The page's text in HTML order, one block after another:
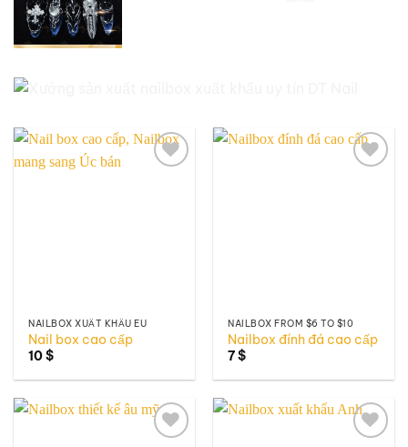
NAILBOX XUẤT KHẨU EU
Nail box cao cấp
10$
NAILBOX FROM $6 TO $10
Nailbox đính đá cao cấp
7$